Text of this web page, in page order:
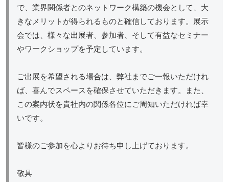
で、業界関係者とのネットワーク構築の機会として、大
きなメリットが得られるものと確信しております。展示
会では、様々な出展者、参加者、そして有益なセミナー
やワークショップを予定しています。
ご出展を希望される場合は、弊社までご一報いただけれ
ば、喜んでスペースを確保させていただきます。また、
この案内状を貴社内の関係各位にご周知いただければ幸
いです。
皆様のご参加を心よりお待ち申し上げております。
敬具